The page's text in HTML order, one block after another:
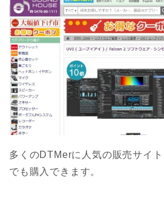
多くのDTMerに人気の販売サイト
でも購入できます。